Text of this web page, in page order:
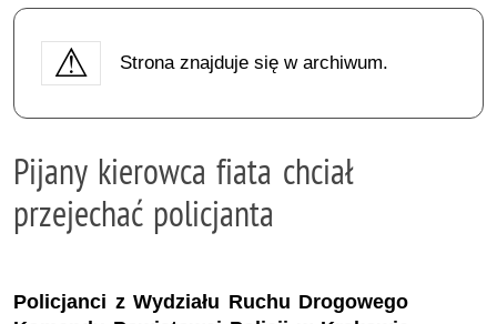
Strona znajduje się w archiwum.
Pijany kierowca fiata chciał
przejechać policjanta
Policjanci z Wydziału Ruchu Drogowego